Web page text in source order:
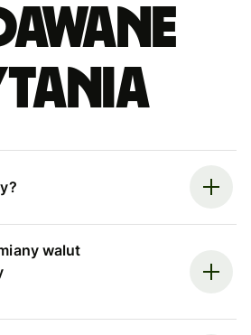
walut